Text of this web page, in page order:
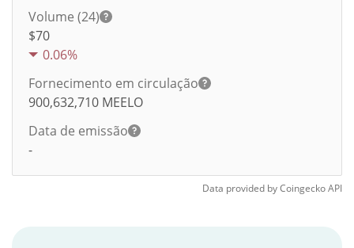
Volume (24)
$70
0.06%
Fornecimento em circulação
900,632,710 MEELO
Data de emissão
-
Data provided byCoingeckoAPI